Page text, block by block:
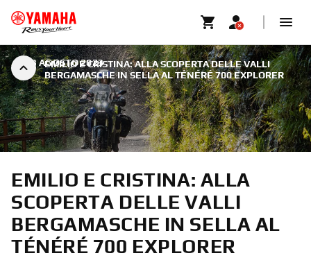
EMILIO E CRISTINA: ALLA SCOPERTA DELLE VALLI
BERGAMASCHE IN SELLA AL TÉNÉRÉ 700 EXPLORER
23 AGOSTO 2023
EMILIO E CRISTINA: ALLA
SCOPERTA DELLE VALLI
BERGAMASCHE IN SELLA AL
TÉNÉRÉ 700 EXPLORER